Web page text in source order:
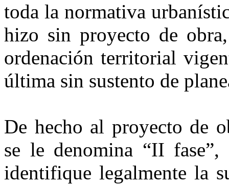
toda la normativa
hizo sin proyecto de
ordenación territorial
última sin sustento de
De hecho al proyecto de
se le denomina “II
identifique legalmente la